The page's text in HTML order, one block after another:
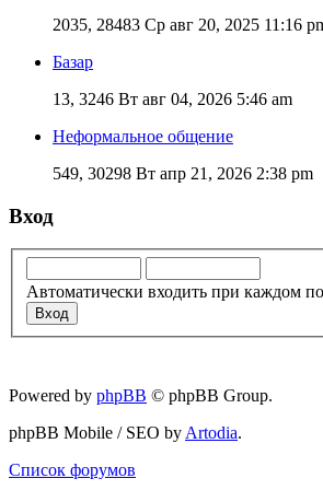
2035, 28483 Ср авг 20, 2025 11:16
Базар
13, 3246 Вт авг 04, 2026 5:46 am
Неформальное общение
549, 30298 Вт апр 21, 2026 2:38 pm
Вход
Автоматически входить при каждом
Powered by phpBB © phpBB Group.
phpBB Mobile / SEO by Artodia.
Список форумов